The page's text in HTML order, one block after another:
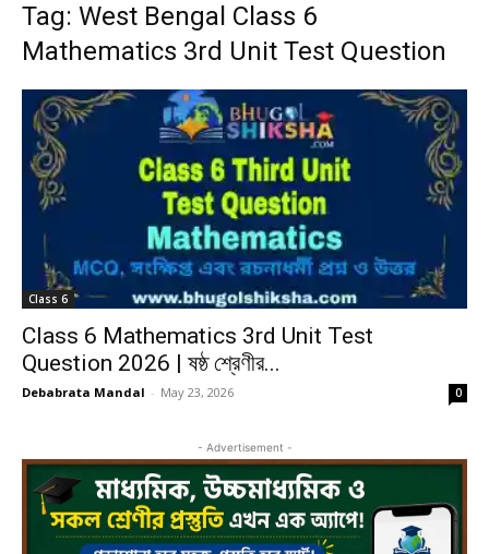
Tag: West Bengal Class 6
Mathematics 3rd Unit Test Question
Class 6
Class 6 Mathematics 3rd Unit Test
Question 2026 | ষষ্ঠ শ্রেণীর...
Debabrata Mandal - May 23, 2026 0
- Advertisement -